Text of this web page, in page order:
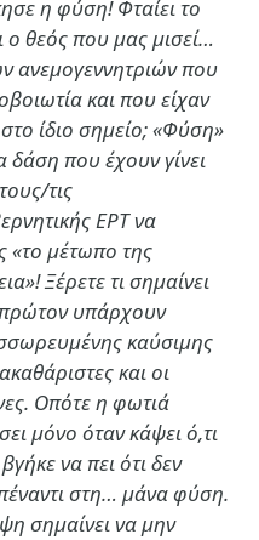
η φύση! Φταίει το
ο θεός που μας μισεί…
ανεμογεννητριών που
και που είχαν
ίδιο σημείο; «Φύση»
δάση που έχουν γίνει
τις
ΕΡΤ να
«το μέτωπο της
Ξέρετε τι σημαίνει
πρώτον υπάρχουν
καύσιμης
και οι
Οπότε η φωτιά
μόνο όταν κάψει ό,τι
να πει ότι δεν
στη… μάνα φύση.
σημαίνει να μην